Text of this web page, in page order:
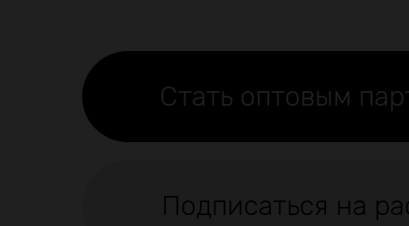
Стать оптовым
Подписаться на